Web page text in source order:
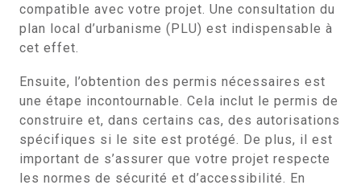
compatible avec votre projet. Une consultation du
plan local d’urbanisme (PLU) est indispensable à
cet effet.
Ensuite, l’obtention des permis nécessaires est
une étape incontournable. Cela inclut le permis de
construire et, dans certains cas, des autorisations
spécifiques si le site est protégé. De plus, il est
important de s’assurer que votre projet respecte
les normes de sécurité et d’accessibilité. En